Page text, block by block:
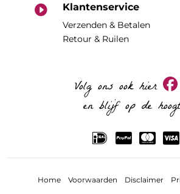
 Klantenservice
Verzenden & Betalen
Retour & Ruilen
Volg ons ook hier
en blijf op de
Home Voorwaarden Disclaimer